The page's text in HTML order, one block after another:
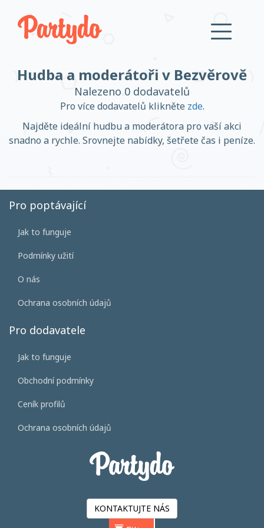
Založit účet
Přihlásit se
Založit účet
Hudba a moderátoři v Bezvěrově
Nalezeno 0 dodavatelů
Pro více dodavatelů klikněte zde.
Najděte ideální hudbu a moderátora pro vaší akci
snadno a rychle. Srovnejte nabídky, šetřete čas i peníze.
Pro poptávající
Jak to funguje
Podmínky užití
O nás
Ochrana osobních údajů
Pro dodavatele
Jak to funguje
Obchodní podmínky
Ceník profilů
Ochrana osobních údajů
KONTAKTUJTE NÁS